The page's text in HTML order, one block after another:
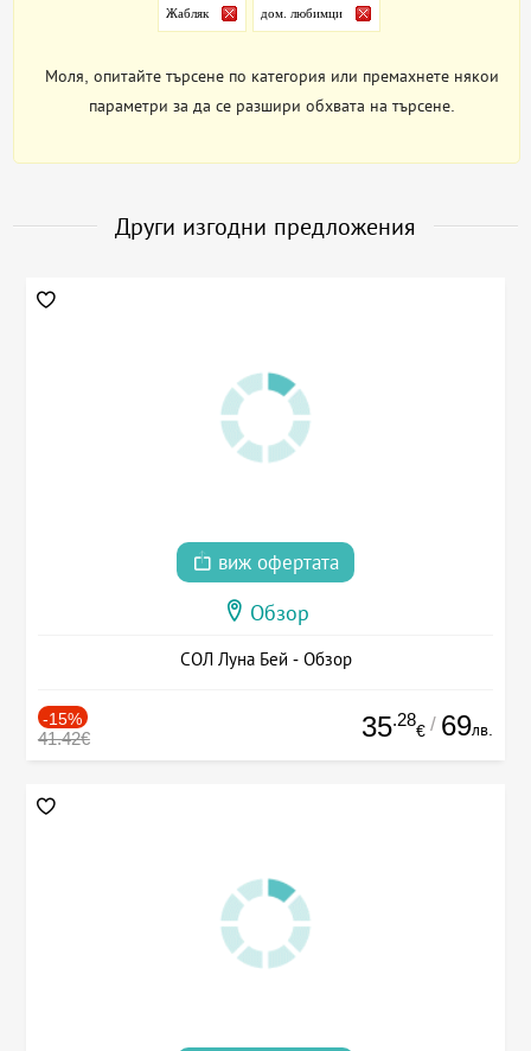
Жабляк дом. любимци
Моля, опитайте търсене по категория или премахнете някои
параметри за да се разшири обхвата на търсене.
Други изгодни предложения
виж офертата
Обзор
СОЛ Луна Бей - Обзор
-15%
41.42€ 35.28
€ / 69лв.